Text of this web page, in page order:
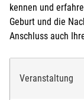
kennen und
Geburt und die
Anschluss auch
Veranstaltung